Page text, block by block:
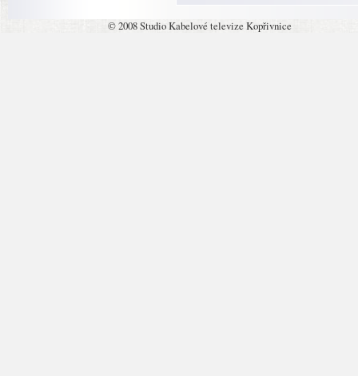
© 2008 Studio Kabelové televize Kopřivnice